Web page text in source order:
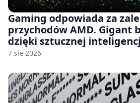
Gaming odpowiada za
przychodów AMD. Gigant
dzięki sztucznej
7 sie 2026